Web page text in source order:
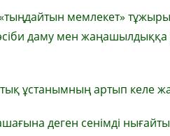
мемлекет»
даму мен
ұстанымның артып келе
деген сенімді